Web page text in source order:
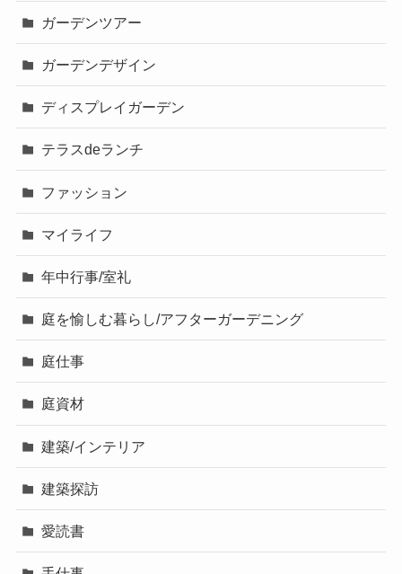
ガーデンツアー
ガーデンデザイン
ディスプレイガーデン
テラスdeランチ
ファッション
マイライフ
年中行事/室礼
庭を愉しむ暮らし/アフターガーデニング
庭仕事
庭資材
建築/インテリア
建築探訪
愛読書